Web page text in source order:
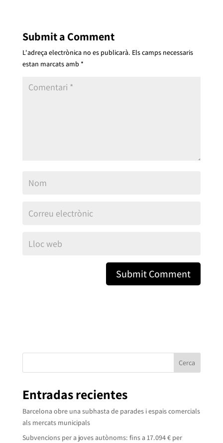
Submit a Comment
L'adreça electrònica no es publicarà. Els camps necessaris
estan marcats amb *
Cerca
Entradas recientes
Barcelona obre una subhasta de parades i espais comercials
als mercats municipals
Subvencions per a joves autònoms: fins a 17.094 € per